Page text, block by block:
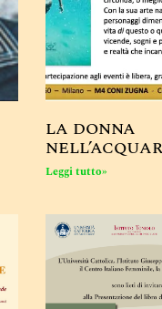
LA DONNA
Leggi tutto»